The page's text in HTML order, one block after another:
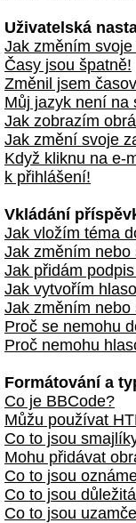
Uživatelská
Jak změním
Časy jsou špatně!
Změnil jsem
Můj jazyk není na
Jak zobrazím
Jak změní svoje
Když kliknu na e-
k přihlášení!
Vkládání
Jak vložím téma
Jak změním
Jak přidám
Jak vytvořím
Jak změním
Proč se nemohu
Proč nemohu
Formátování a
Co je BBCode?
Můžu používat
Co to jsou
Mohu přidávat
Co to jsou
Co to jsou
Co to jsou